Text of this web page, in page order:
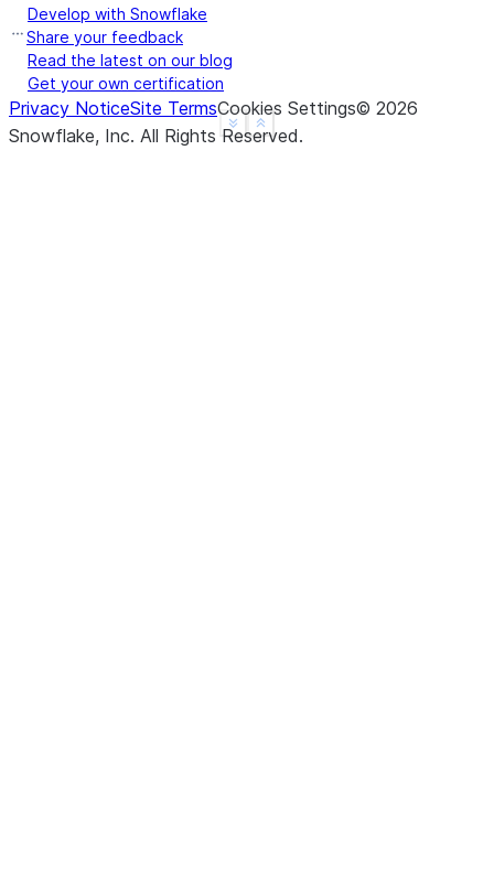
Show less
See more
Develop with Snowflake
Share your feedback
Read the latest on our blog
Get your own certification
Privacy NoticeSite TermsCookies Settings© 2026
Snowflake, Inc. All Rights Reserved.